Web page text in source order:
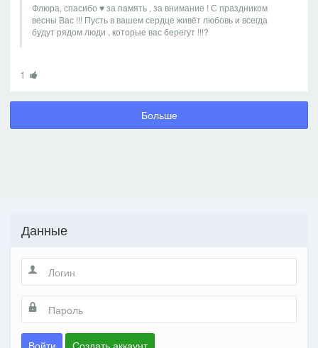
Флюра, спасибо ♥️ за память , за внимание ! С праздником
весны Вас !!! Пусть в вашем сердце живёт любовь и всегда
будут рядом люди , которые вас берегут !!!?
1
Больше
Данные
Войти Создать аккаунт